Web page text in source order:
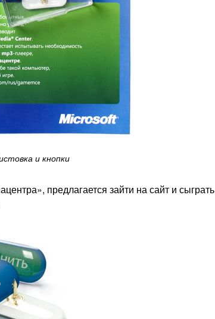
и кнопки
предлагается зайти на сайт и сыграть